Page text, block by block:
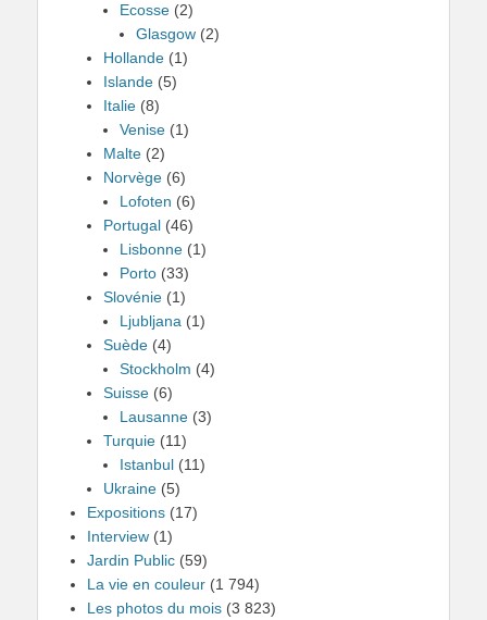
Ecosse (2)
Glasgow (2)
Hollande (1)
Islande (5)
Italie (8)
Venise (1)
Malte (2)
Norvège (6)
Lofoten (6)
Portugal (46)
Lisbonne (1)
Porto (33)
Slovénie (1)
Ljubljana (1)
Suède (4)
Stockholm (4)
Suisse (6)
Lausanne (3)
Turquie (11)
Istanbul (11)
Ukraine (5)
Expositions (17)
Interview (1)
Jardin Public (59)
La vie en couleur (1 794)
Les photos du mois (3 823)